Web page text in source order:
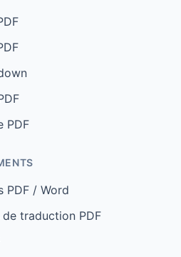
PDF
PDF / Word
traduction PDF